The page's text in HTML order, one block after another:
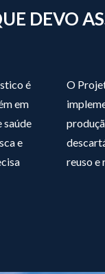
DEVO
é
em
saúde
e
O
reuso e